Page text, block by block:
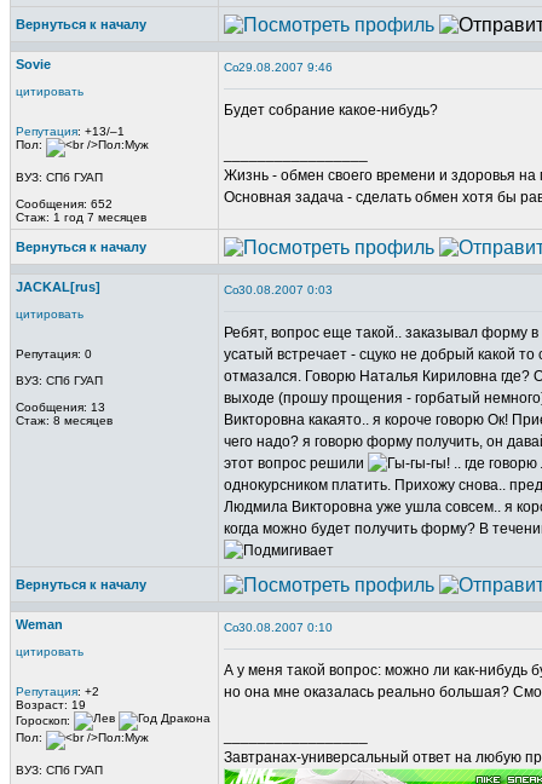
Вернуться к началу
Sovie
цитировать
Репутация: +13/–1
Пол:
ВУЗ: СПб ГУАП
Сообщения: 652
Стаж: 1 год 7 месяцев
29.08.2007 9:46
Будет собрание какое-нибудь?
Жизнь - обмен своего времени и здоровья на
Основная задача - сделать обмен хотя бы
Вернуться к началу
JACKAL[rus]
цитировать
Репутация: 0
ВУЗ: СПб ГУАП
Сообщения: 13
Стаж: 8 месяцев
30.08.2007 0:03
Ребят, вопрос еще такой.. заказывал форму
усатый встречает - сцуко не добрый какой то
отмазался. Говорю Наталья Кириловна где?
выходе (прошу прощения - горбатый
Викторовна какаято.. я короче говорю Ок!
чего надо? я говорю форму получить, он
этот вопрос решили
.. где
однокурсником платить. Прихожу снова..
Людмила Викторовна уже ушла совсем.. я
когда можно будет получить форму? В
Вернуться к началу
Weman
цитировать
Репутация: +2
Возраст: 19
Гороскоп:
Пол:
ВУЗ: СПб ГУАП
30.08.2007 0:10
А у меня такой вопрос: можно ли как-
но она мне оказалась реально большая?
Завтранах-универсальный ответ на любую